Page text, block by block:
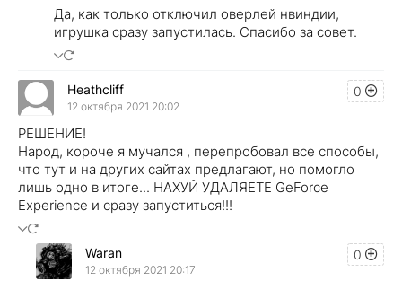
Да, как только отключил оверлей нвиндии,
игрушка сразу запустилась. Спасибо за совет.
0
Heathcliff
12 октября 2021 20:02
РЕШЕНИЕ!
Народ, короче я мучался , перепробовал все способы,
что тут и на других сайтах предлагают, но помогло
лишь одно в итоге... НАХУЙ УДАЛЯЕТЕ GeForce
Experience и сразу запуститься!!!
0
Waran
12 октября 2021 20:17